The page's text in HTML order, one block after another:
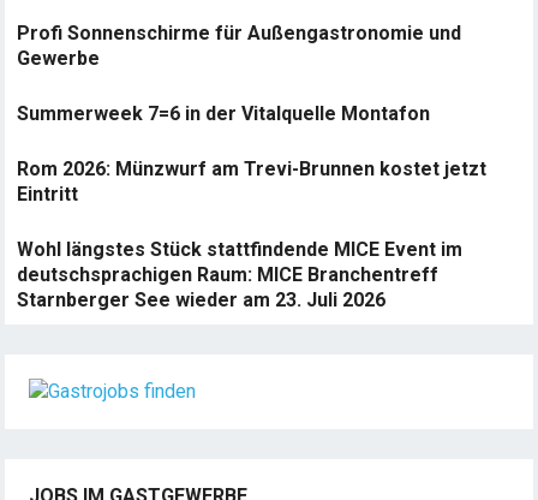
Profi Sonnenschirme für Außengastronomie und
Gewerbe
Summerweek 7=6 in der Vitalquelle Montafon
Rom 2026: Münzwurf am Trevi-Brunnen kostet jetzt
Eintritt
Wohl längstes Stück stattfindende MICE Event im
deutschsprachigen Raum: MICE Branchentreff
Starnberger See wieder am 23. Juli 2026